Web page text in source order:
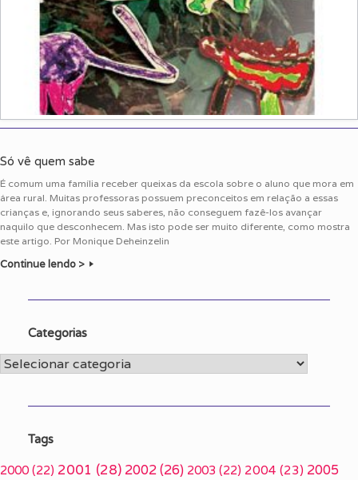
Só vê quem sabe
É comum uma família receber queixas da escola sobre o aluno que mora em
área rural. Muitas professoras possuem preconceitos em relação a essas
crianças e, ignorando seus saberes, não conseguem fazê-los avançar
naquilo que desconhecem. Mas isto pode ser muito diferente, como mostra
este artigo. Por Monique Deheinzelin
Continue lendo >
Categorias
Categorias
Tags
2000 (22) 2001 (28) 2002(26) 2003 (22) 2004 (23) 2005